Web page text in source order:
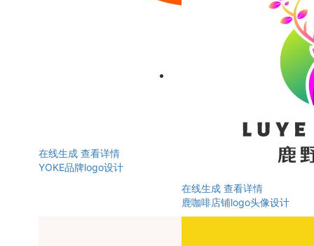
在线生成 查看详情
YOKE品牌logo设计
在线生成 查看详情
鹿咖啡店铺logo头像设计